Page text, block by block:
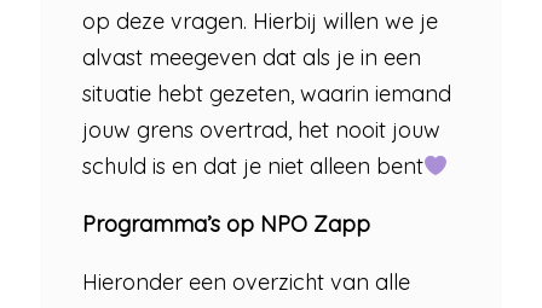
op deze vragen. Hierbij willen we je
alvast meegeven dat als je in een
situatie hebt gezeten, waarin iemand
jouw grens overtrad, het nooit jouw
schuld is en dat je niet alleen bent
Programma’s op NPO Zapp
Hieronder een overzicht van alle